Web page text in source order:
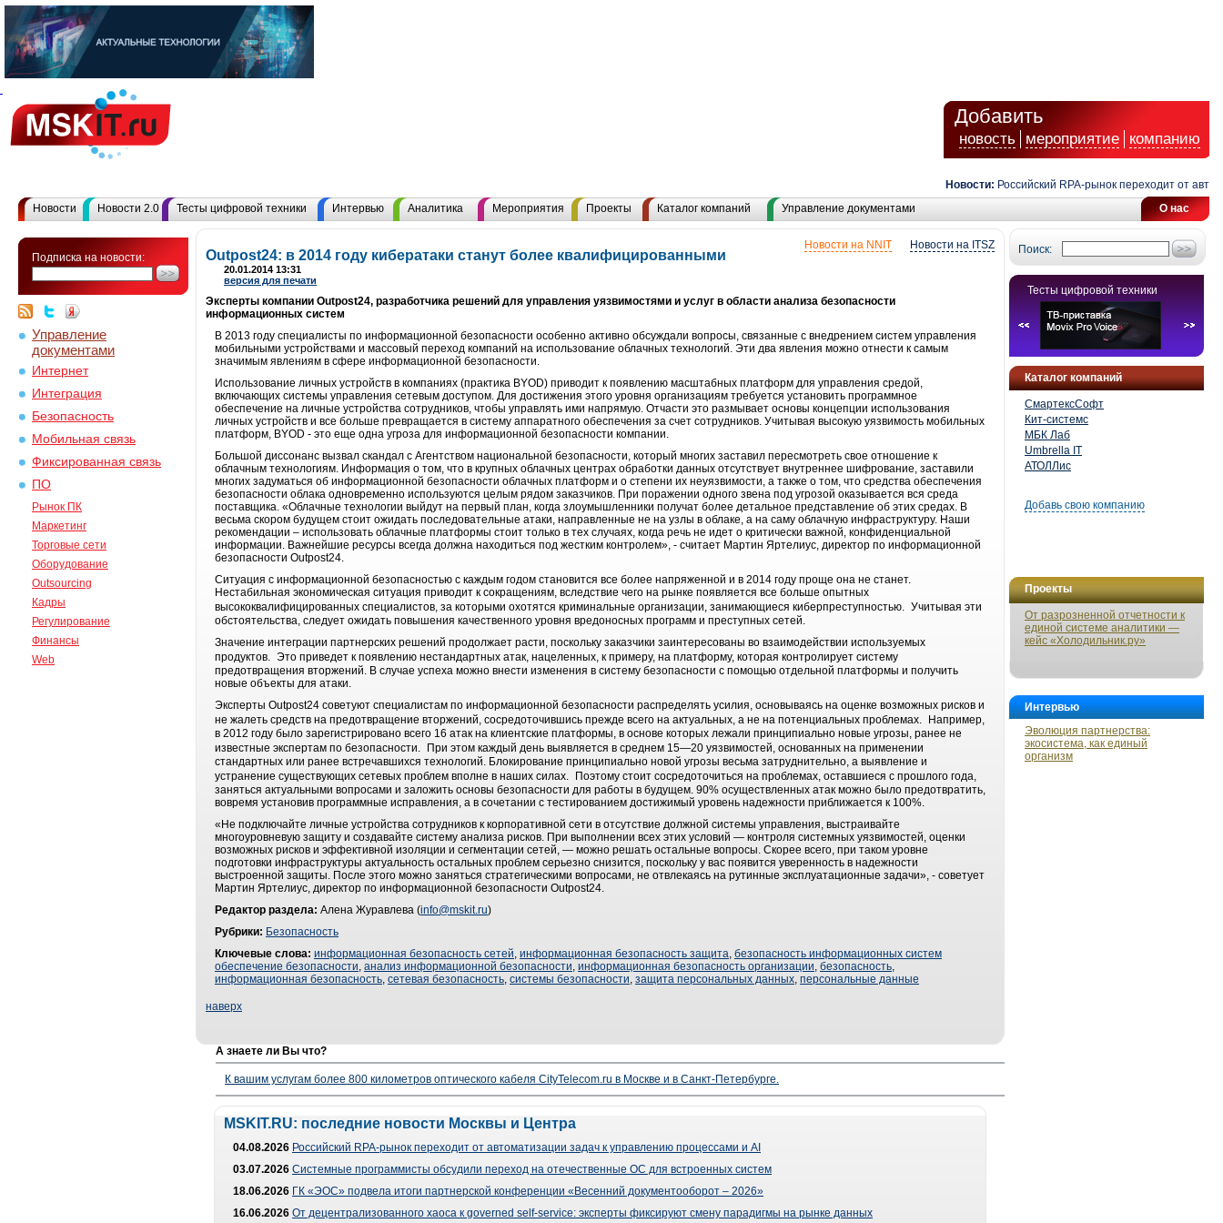
Добавить
новость мероприятие компанию
Новости: Российский RPA-рынок переходит от
О нас
Новости Новости 2.0 Тесты цифровой техники Интервью Аналитика Мероприятия Проекты Каталог компаний Управление документами
Подписка на новости:
Управление
документами
Интернет
Интеграция
Безопасность
Мобильная связь
Фиксированная связь
ПО
Рынок ПК
Маркетинг
Торговые сети
Оборудование
Outsourcing
Кадры
Регулирование
Финансы
Web
Поиск:
Тесты цифровой техники
Каталог компаний
СмартексСофт
Кит-системс
МБК Лаб
Umbrella IT
АТОЛЛис
Добавь свою компанию
Проекты
От разрозненной отчетности к
единой системе аналитики —
кейс «Холодильник.ру»
Интервью
Эволюция партнерства:
экосистема, как единый
организм
Новости на ITSZ
Новости на NNIT
Outpost24: в 2014 году кибератаки станут более квалифицированными
20.01.2014 13:31
версия для печати
Эксперты компании Outpost24, разработчика решений для управления уязвимостями и услуг в области анализа безопасности
информационных систем
В 2013 году специалисты по информационной безопасности особенно активно обсуждали вопросы, связанные с внедрением систем управления
мобильными устройствами и массовый переход компаний на использование облачных технологий. Эти два явления можно отнести к самым
значимым явлениям в сфере информационной безопасности.
Использование личных устройств в компаниях (практика BYOD) приводит к появлению масштабных платформ для управления средой,
включающих системы управления сетевым доступом. Для достижения этого уровня организациям требуется установить программное
обеспечение на личные устройства сотрудников, чтобы управлять ими напрямую. Отчасти это размывает основы концепции использования
личных устройств и все больше превращается в систему аппаратного обеспечения за счет сотрудников. Учитывая высокую уязвимость мобильных
платформ, BYOD - это еще одна угроза для информационной безопасности компании.
Большой диссонанс вызвал скандал с Агентством национальной безопасности, который многих заставил пересмотреть свое отношение к
облачным технологиям. Информация о том, что в крупных облачных центрах обработки данных отсутствует внутреннее шифрование, заставили
многих задуматься об информационной безопасности облачных платформ и о степени их неуязвимости, а также о том, что средства обеспечения
безопасности облака одновременно используются целым рядом заказчиков. При поражении одного звена под угрозой оказывается вся среда
поставщика. «Облачные технологии выйдут на первый план, когда злоумышленники получат более детальное представление об этих средах. В
весьма скором будущем стоит ожидать последовательные атаки, направленные не на узлы в облаке, а на саму облачную инфраструктуру. Наши
рекомендации – использовать облачные платформы стоит только в тех случаях, когда речь не идет о критически важной, конфиденциальной
информации. Важнейшие ресурсы всегда должна находиться под жестким контролем», - считает Мартин Яртелиус, директор по информационной
безопасности Outpost24.
Ситуация с информационной безопасностью с каждым годом становится все более напряженной и в 2014 году проще она не станет.
Нестабильная экономическая ситуация приводит к сокращениям, вследствие чего на рынке появляется все больше опытных
высококвалифицированных специалистов, за которыми охотятся криминальные организации, занимающиеся киберпреступностью. Учитывая эти
обстоятельства, следует ожидать повышения качественного уровня вредоносных программ и преступных сетей.
Значение интеграции партнерских решений продолжает расти, поскольку заказчики заинтересованы во взаимодействии используемых
продуктов. Это приведет к появлению нестандартных атак, нацеленных, к примеру, на платформу, которая контролирует систему
предотвращения вторжений. В случае успеха можно внести изменения в систему безопасности с помощью отдельной платформы и получить
новые объекты для атаки.
Эксперты Outpost24 советуют специалистам по информационной безопасности распределять усилия, основываясь на оценке возможных рисков и
не жалеть средств на предотвращение вторжений, сосредоточившись прежде всего на актуальных, а не на потенциальных проблемах. Например,
в 2012 году было зарегистрировано всего 16 атак на клиентские платформы, в основе которых лежали принципиально новые угрозы, ранее не
известные экспертам по безопасности. При этом каждый день выявляется в среднем 15—20 уязвимостей, основанных на применении
стандартных или ранее встречавшихся технологий. Блокирование принципиально новой угрозы весьма затруднительно, а выявление и
устранение существующих сетевых проблем вполне в наших силах. Поэтому стоит сосредоточиться на проблемах, оставшиеся с прошлого года,
заняться актуальными вопросами и заложить основы безопасности для работы в будущем. 90% осуществленных атак можно было предотвратить,
вовремя установив программные исправления, а в сочетании с тестированием достижимый уровень надежности приближается к 100%.
«Не подключайте личные устройства сотрудников к корпоративной сети в отсутствие должной системы управления, выстраивайте
многоуровневую защиту и создавайте систему анализа рисков. При выполнении всех этих условий — контроля системных уязвимостей, оценки
возможных рисков и эффективной изоляции и сегментации сетей, — можно решать остальные вопросы. Скорее всего, при таком уровне
подготовки инфраструктуры актуальность остальных проблем серьезно снизится, поскольку у вас появится уверенность в надежности
выстроенной защиты. После этого можно заняться стратегическими вопросами, не отвлекаясь на рутинные эксплуатационные задачи», - советует
Мартин Яртелиус, директор по информационной безопасности Outpost24.
Редактор раздела: Алена Журавлева (info@mskit.ru)
Рубрики: Безопасность
Ключевые слова: информационная безопасность сетей, информационная безопасность защита, безопасность информационных систем
обеспечение безопасности, анализ информационной безопасности, информационная безопасность организации, безопасность,
информационная безопасность, сетевая безопасность, системы безопасности, защита персональных данных, персональные данные
наверх
А знаете ли Вы что?
К вашим услугам более 800 километров оптического кабеля CityTelecom.ru в Москве и в Санкт-Петербурге.
MSKIT.RU: последние новости Москвы и Центра
04.08.2026 Российский RPA-рынок переходит от автоматизации задач к управлению процессами и AI
03.07.2026 Системные программисты обсудили переход на отечественные ОС для встроенных систем
18.06.2026 ГК «ЭОС» подвела итоги партнерской конференции «Весенний документооборот – 2026»
16.06.2026 От децентрализованного хаоса к governed self-service: эксперты фиксируют смену парадигмы на рынке данных